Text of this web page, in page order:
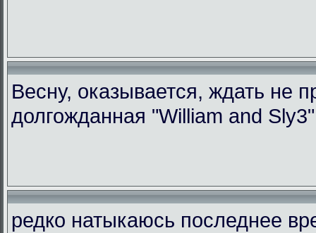
Весну, оказывается, ждать не
долгожданная "William and
редко натыкаюсь последнее